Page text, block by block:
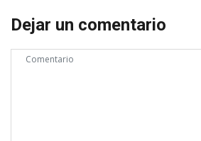
Dejar un comentario